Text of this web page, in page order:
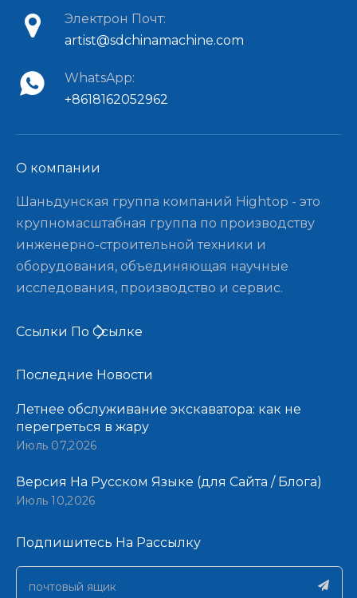
Электрон Почт:
artist@sdchinamachine.com
WhatsApp:
+8618162052962
О компании​​​​​​​
Шаньдунская группа компаний Hightop - это
крупномасштабная группа по производству
инженерно-строительной техники и
оборудования, объединяющая научные
исследования, производство и сервис.
Ссылки По Ссылке
Последние Новости​​​​​​​
Летнее обслуживание экскаватора: как не
перегреться в жару
Июль 07,2026
Версия На Русском Языке (для Сайта / Блога)
Июль 10,2026
Подпишитесь На Рассылку​​​​​​​